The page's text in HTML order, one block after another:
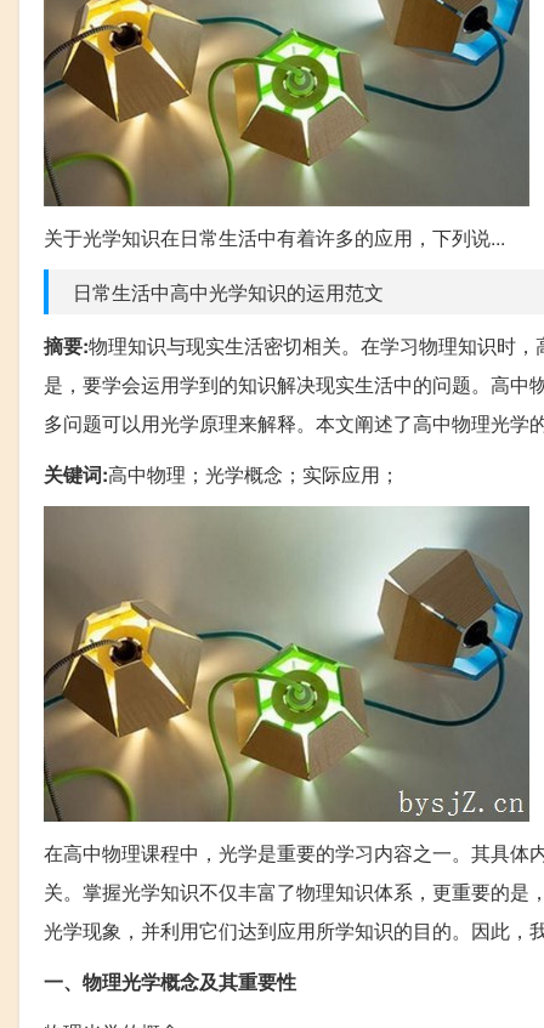
关于光学知识在日常生活中有着许多的应用，下列说...
日常生活中高中光学知识的运用范文
摘要:物理知识与现实生活密切相关。在学习物理知识时
是，要学会运用学到的知识解决现实生活中的问题。高
多问题可以用光学原理来解释。本文阐述了高中物理光
关键词:高中物理；光学概念；实际应用；
在高中物理课程中，光学是重要的学习内容之一。其具
关。掌握光学知识不仅丰富了物理知识体系，更重要的
光学现象，并利用它们达到应用所学知识的目的。因此
一、物理光学概念及其重要性